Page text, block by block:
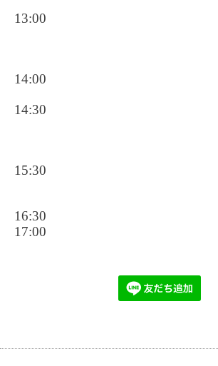
13:00
14:00
14:30
15:30
16:30
17:00